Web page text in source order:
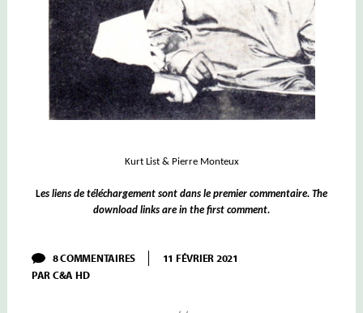
Kurt List & Pierre Monteux
Les liens de téléchargement sont dans le premier commentaire. The
download links are in the first comment.
8 COMMENTAIRES
MONTEUX
11 FÉVRIER 2021
PAR C&A HD